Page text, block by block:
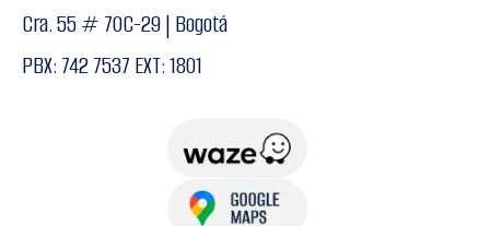
Cra. 55 # 70C-29 | Bogotá
PBX: 742 7537 EXT: 1801